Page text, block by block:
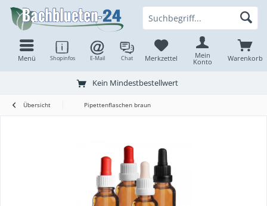
Kein Mindestbestellwert
Warenkorb
Shopinfos E-Mail Chat Merkzettel Mein
Konto
Menü
Übersicht Pipettenflaschen braun